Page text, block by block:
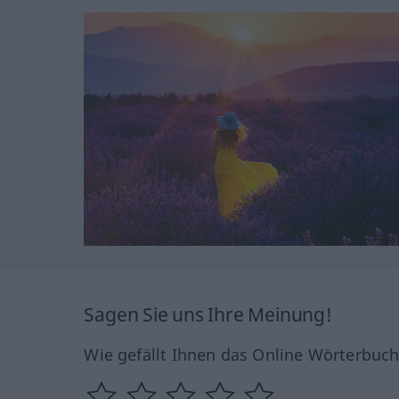
Sagen Sie uns Ihre Meinung!
Wie gefällt Ihnen das Online